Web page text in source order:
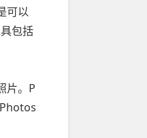
可以
包括
片。P